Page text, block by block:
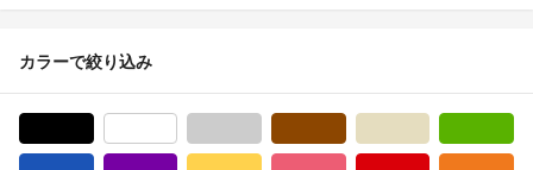
カラーで絞り込み